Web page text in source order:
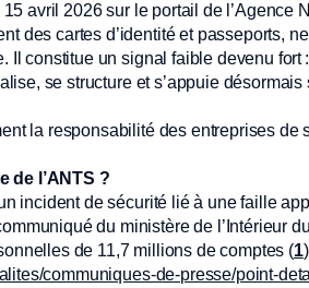
15 avril 2026 sur le portail de
des cartes d’identité et passeports,
Il constitue un signal faible devenu fort
se structure et s’appuie
la responsabilité des entreprises
de l’ANTS ?
incident de sécurité lié à une faille
du ministère de l’Intérieur
de 11,7 millions de comptes (1
communiques-de-presse/point-